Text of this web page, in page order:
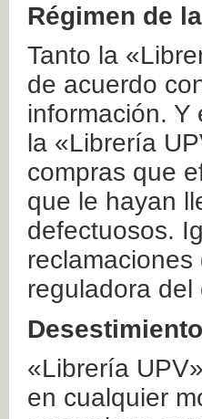
Régimen de
Tanto la
de acuerdo
información. Y
la «Librería
compras que
que le hayan
defectuosos.
reguladora del
Desestimiento
«Librería
en cualquier